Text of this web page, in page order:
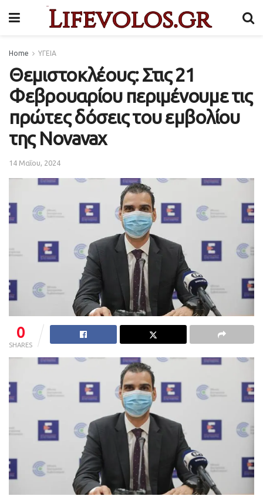
Home ΥΓΕΙΑ
Θεμιστοκλέους: Στις 21
Φεβρουαρίου περιμένουμε τις
πρώτες δόσεις του εμβολίου
της Novavax
14 Μαΐου, 2024
0
SHARES